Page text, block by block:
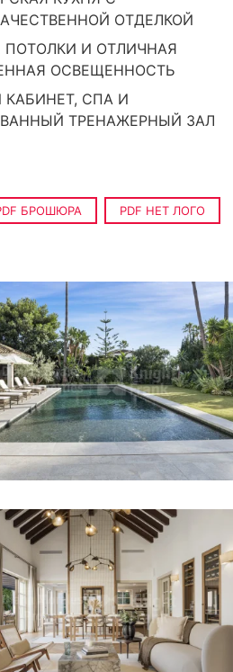
ОТДЕЛКОЙ
ПОТОЛКИ И ОТЛИЧНАЯ
ОСВЕЩЕННОСТЬ
СПА И
ТРЕНАЖЕРНЫЙ ЗАЛ
БРОШЮРА PDF НЕТ ЛОГО